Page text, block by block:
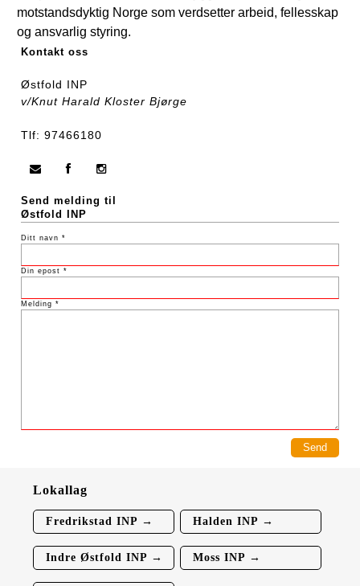
motstandsdyktig Norge som verdsetter arbeid, fellesskap
og ansvarlig styring.
Kontakt oss
Østfold INP
v/Knut Harald Kloster Bjørge
Tlf: 97466180
Send melding til
Østfold INP
Ditt navn *
Din epost *
Melding *
Lokallag
Fredrikstad INP → Halden INP →
Indre Østfold INP → Moss INP →